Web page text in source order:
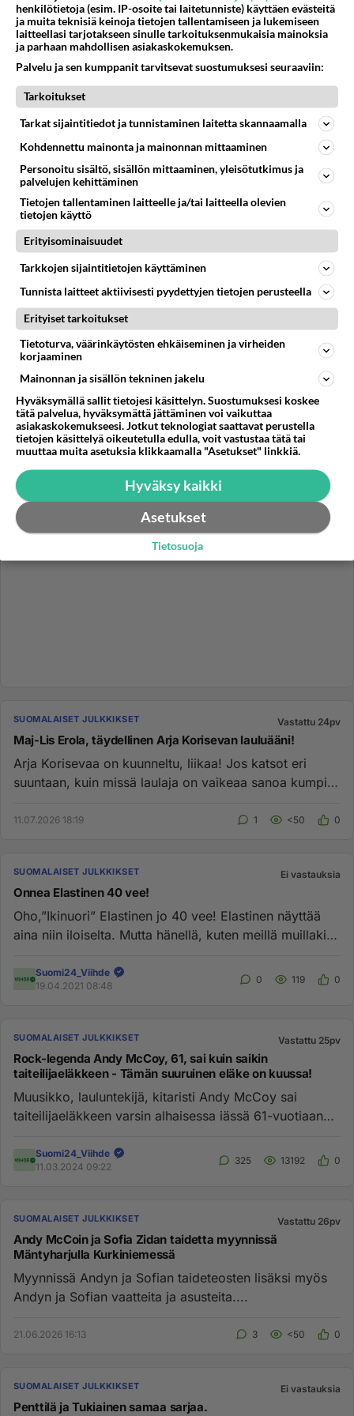
Keke Leppänen on eläkkeellä uutisankkurin hommista,
mutta vientiä tu...
12.01.2026 06:15
SUOMALAISET JULKKIKSET Vastattu 16pv
Muistatko? Suorapuheinen ja sanavalmis Riitta Väisänen
oli täyskymppi Kymppitonniin!
Riitta Väisänen on huippu! Kymppitonni siivitti Miss
Euroopan ja hevostytön koko kansan suosikiksi.
Kaipaatko Riittaa ...
Suomi24_Viihde
19.01.2026 06:38
Teemu Selänne
Tuo änärijäiden suuri temppuilija ja bentsiiniautoilun
suurmies, jonka yhteiskunnalliset ansiot ovat
mittaamattoman arvo...
22.03.2024 12:39 111 5192
SUOMALAISET JULKKIKSET Vastattu 24pv
Maj-Lis Erola, täydellinen Arja Korisevan lauluääni!
Arja Korisevaa on kuunneltu, liikaa! Jos katsot eri
suuntaan, kuin missä laulaja on vaikeaa sanoa kumpi
11.07.2026 18:19 1 <50 0
SUOMALAISET JULKKIKSET Ei vastauksia
Onnea Elastinen 40 vee!
Oho,”Ikinuori” Elastinen jo 40 vee! Elastinen näyttää
aina niin iloiselta. Mutta hänellä, kuten meillä muillakin
Suomi24_Viihde
19.04.2021 08:48
0 119 0
SUOMALAISET JULKKIKSET Vastattu 25pv
Rock-legenda Andy McCoy, 61, sai kuin saikin
taiteilijaeläkkeen - Tämän suuruinen eläke on kuussa!
Muusikko, lauluntekijä, kitaristi Andy McCoy sai
taiteilijaeläkkeen varsin alhaisessa iässä 61-vuotiaana.
Suomi24_Viihde
11.03.2024 09:22
325 13192 0
SUOMALAISET JULKKIKSET Vastattu 26pv
Andy McCoin ja Sofia Zidan taidetta myynnissä
Mäntyharjulla Kurkiniemessä
Myynnissä Andyn ja Sofian taideteosten lisäksi myös
Andyn ja Sofian vaatteita ja asusteita....
21.06.2026 16:13 3 <50 0
SUOMALAISET JULKKIKSET Ei vastauksia
Penttilä ja Tukiainen samaa sarjaa.
henkilötietoja (esim. IP-osoite tai laitetunniste) käyttäen evästeitä
ja muita teknisiä keinoja tietojen tallentamiseen ja lukemiseen
laitteellasi tarjotakseen sinulle tarkoituksenmukaisia mainoksia
ja parhaan mahdollisen asiakaskokemuksen.
Palvelu ja sen kumppanit tarvitsevat suostumuksesi seuraaviin:
Tarkoitukset
Tarkat sijaintitiedot ja tunnistaminen laitetta skannaamalla
Kohdennettu mainonta ja mainonnan mittaaminen
Personoitu sisältö, sisällön mittaaminen, yleisötutkimus ja
palvelujen kehittäminen
Tietojen tallentaminen laitteelle ja/tai laitteella olevien
tietojen käyttö
Erityisominaisuudet
Tarkkojen sijaintitietojen käyttäminen
Tunnista laitteet aktiivisesti pyydettyjen tietojen perusteella
Erityiset tarkoitukset
Tietoturva, väärinkäytösten ehkäiseminen ja virheiden
korjaaminen
Mainonnan ja sisällön tekninen jakelu
Hyväksymällä sallit tietojesi käsittelyn. Suostumuksesi koskee
tätä palvelua, hyväksymättä jättäminen voi vaikuttaa
asiakaskokemukseesi. Jotkut teknologiat saattavat perustella
tietojen käsittelyä oikeutetulla edulla, voit vastustaa tätä tai
muuttaa muita asetuksia klikkaamalla "Asetukset" linkkiä.
Hyväksy kaikki
Asetukset
Tietosuoja